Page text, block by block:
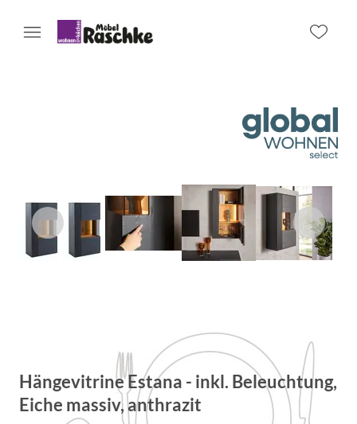
Hängevitrine Estana - inkl. Beleuchtung,
Eiche massiv, anthrazit